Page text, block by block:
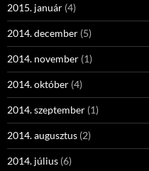
2015. január (4)
2014. december (5)
2014. november (1)
2014. október (4)
2014. szeptember (1)
2014. augusztus (2)
2014. július (6)